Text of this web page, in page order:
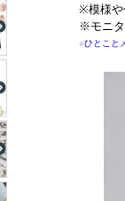
※模様や
※モニタ
☆ひとこと